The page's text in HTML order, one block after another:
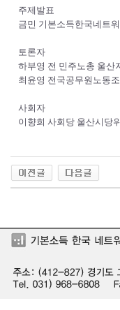
주제발표
금민 기본소득한국네트
토론자
하부영 전 민주노총 울산
최윤영 전국공무원노동
사회자
이향희 사회당 울산시당